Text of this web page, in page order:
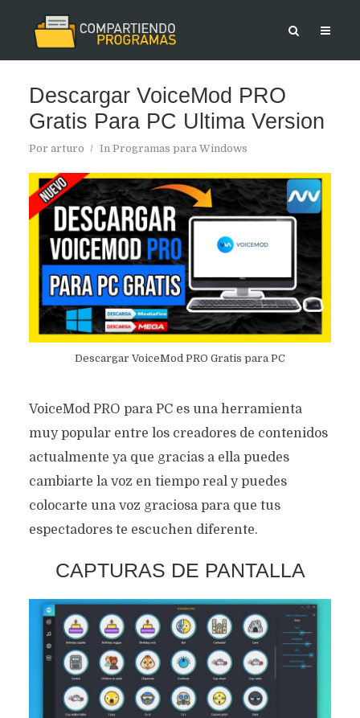
Descargar VoiceMod PRO
Gratis Para PC Ultima Version
Por arturo In Programas para Windows
Descargar VoiceMod PRO Gratis para PC
VoiceMod PRO para PC es una herramienta
muy popular entre los creadores de contenidos
actualmente ya que gracias a ella puedes
cambiarte la voz en tiempo real y puedes
colocarte una voz graciosa para que tus
espectadores te escuchen diferente.
CAPTURAS DE PANTALLA